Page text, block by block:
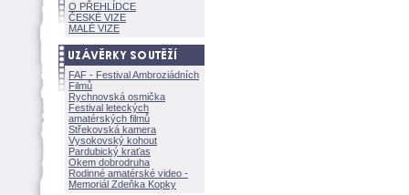
O PŘEHLÍDCE
ČESKÉ VIZE
MALÉ VIZE
FAF - Festival Ambroziádních
Filmů
Rychnovská osmička
Festival leteckých
amatérských filmů
Střekovská kamera
Vysokovský kohout
Pardubický kraťas
Okem dobrodruha
Rodinné amatérské video -
Memoriál Zdeňka Kopky